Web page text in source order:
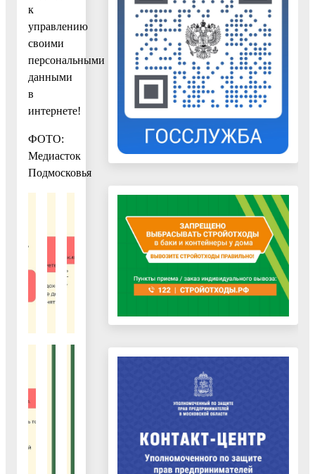
к
управлению
своими
персональными
данными
в
интернете!
ФОТО:
Медиасток
Подмосковья